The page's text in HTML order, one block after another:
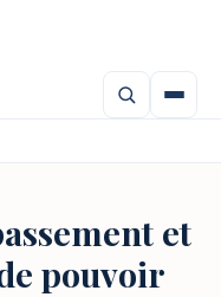
et
pouvoir